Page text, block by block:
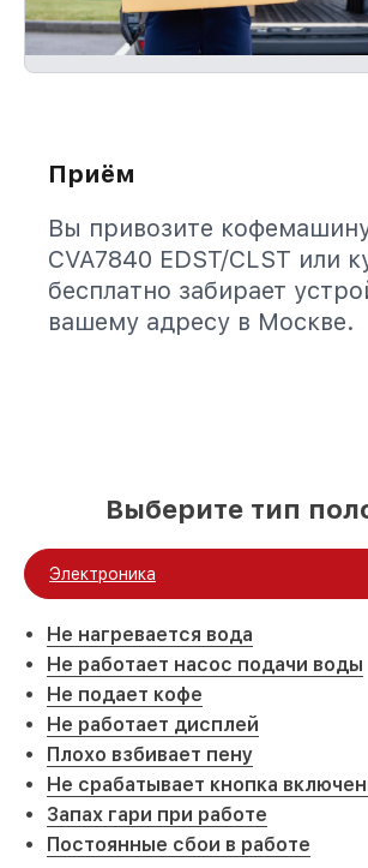
Приём
Вы привозите
CVA7840 EDST/CLST или
бесплатно забирает
вашему адресу в Москве.
Выберите тип
Электроника
Не нагревается вода
Не работает насос подачи воды
Не подает кофе
Не работает дисплей
Плохо взбивает пену
Не срабатывает кнопка
Запах гари при работе
Постоянные сбои в работе